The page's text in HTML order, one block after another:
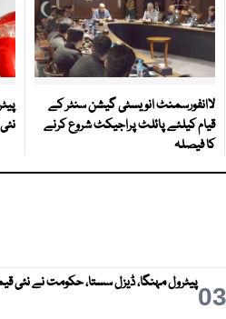
لاانفورسمنٹ انویسٹی گیشن سنٹر کے
قیام کیلئے پائلٹ پراجیکٹ شروع کرنے
کا فیصلہ
03پیٹرول مہنگا، ڈیزل سستا، حکومت نے نئی